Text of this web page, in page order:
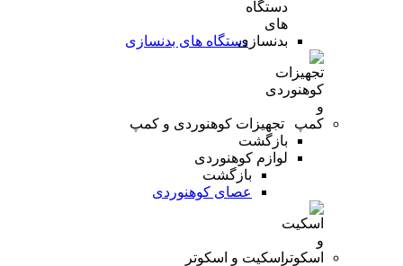
دستگاه های بدنسازی
تجهیزات کوهنوردی و کمپ
بازگشت
لوازم کوهنوردی
بازگشت
عصای کوهنوردی
اسکیت و اسکوتر